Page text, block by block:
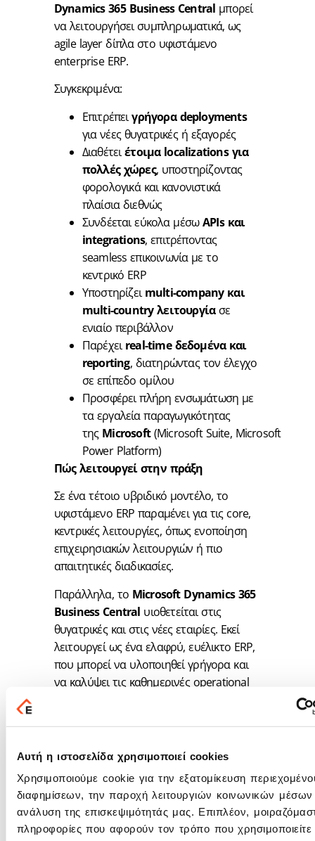
Αυτή η ιστοσελίδα χρησιμοποιεί cookies
Χρησιμοποιούμε cookie για την εξατομίκευση
διαφημίσεων, την παροχή λειτουργιών κοινωνικών μέσων
ανάλυση της επισκεψιμότητάς μας. Επιπλέον,
πληροφορίες που αφορούν τον τρόπο που χρησιμοποιείτε
Dynamics 365 Business Central μπορεί
να λειτουργήσει συμπληρωματικά, ως
agile layer δίπλα στο υφιστάμενο
enterprise ERP.
Συγκεκριμένα:
Επιτρέπειγρήγορα deployments
για νέες θυγατρικές ή εξαγορές
Διαθέτειέτοιμα localizations για
πολλές χώρες, υποστηρίζοντας
φορολογικά και κανονιστικά
πλαίσια διεθνώς
Συνδέεται εύκολα μέσωAPIs και
integrations, επιτρέποντας
seamless επικοινωνία με το
κεντρικό ERP
Υποστηρίζειmulti-company και
multi-country λειτουργίασε
ενιαίο περιβάλλον
Παρέχειreal-time δεδομένα και
reporting, διατηρώντας τον έλεγχο
σε επίπεδο ομίλου
Προσφέρει πλήρη ενσωμάτωση με
τα εργαλεία παραγωγικότητας
της Microsoft(Microsoft Suite, Microsoft
Power Platform)
Πώς λειτουργεί στην πράξη
Σε ένα τέτοιο υβριδικό μοντέλο, το
υφιστάμενο ERP παραμένει για τις core,
κεντρικές λειτουργίες, όπως ενοποίηση
επιχειρησιακών λειτουργιών ή πιο
απαιτητικές διαδικασίες.
Παράλληλα, το Microsoft Dynamics 365
Business Central υιοθετείται στις
θυγατρικές και στις νέες εταιρίες. Εκεί
λειτουργεί ως ένα ελαφρύ, ευέλικτο ERP,
που μπορεί να υλοποιηθεί γρήγορα και
να καλύψει τις καθημερινές operational
Οι δύο κόσμοι συνδέονται μέσω
ενιαία εικόνα δεδομένων
ενοποιημένο reporting
διατήρηση governance και
compliance